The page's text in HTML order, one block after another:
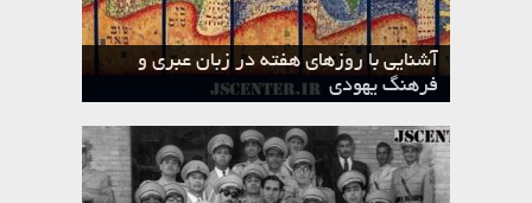
آشنایی با روزهای هفته در زبان عبری و
فرهنگ یهودی
ماه نیسان در تقویم عبری و میراث یهود
تقویم عبری
ماه شواط در تقویم عبری و میراث یهود
ماه طوت در تقویم عبری و میراث یهود
ماه حشوان در تقویم عبری و میراث یهود
ماه تیشری در تقویم عبری و میراث یهود
ماه الول در تقویم عبری و میراث یهود